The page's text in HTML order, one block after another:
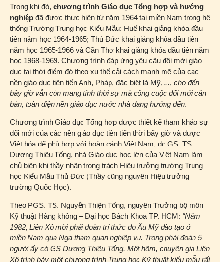
Trong khi đó, chương trình Giáo dục Tổng hợp và hướng
nghiệpđã được thực hiện từ năm 1964 tại miền Nam trong hệ
thống Trường Trung học Kiểu Mẫu: Huế khai giảng khóa đầu
tiên năm học 1964-1965; Thủ Đức khai giảng khóa đầu tiên
năm học 1965-1966 và Cần Thơ khai giảng khóa đầu tiên năm
học 1968-1969. Chương trình đáp ứng yêu cầu đổi mới giáo
dục tại thời điểm đó theo xu thế cải cách mạnh mẽ của các
nền giáo dục tiên tiến Anh, Pháp, đặc biệt là Mỹ,…, cho đến
bây giờ vẫn còn mang tính thời sự mà công cuộc đổi mới căn
bản, toàn diện nền giáo dục nước nhà đang hướng đến.
Chương trình Giáo dục Tổng hợp được thiết kế tham khảo sự
đổi mới của các nền giáo dục tiên tiến thời bấy giờ và được
Việt hóa để phù hợp với hoàn cảnh Việt Nam, do GS. TS.
Dương Thiệu Tống, nhà Giáo dục học lớn của Việt Nam làm
chủ biên khi thầy nhận trọng trách Hiệu trưởng trường Trung
học Kiểu Mẫu Thủ Đức (Thầy cũng nguyên Hiệu trưởng
trường Quốc Học).
Theo PGS. TS. Nguyễn Thiện Tống, nguyên Trưởng bộ môn
Kỹ thuật Hàng không – Đại học Bách Khoa TP. HCM: “Năm
1982, Liên Xô mời phái đoàn trí thức do Âu Mỹ đào tạo ở
miền Nam qua Nga tham quan nghiệp vụ. Trong phái đoàn 5
người ấy có GS Dương Thiệu Tống. Một hôm, chuyên gia Liên
Xô trình bày một chương trình Trung học Kỹ thuật kiểu mẫu rất